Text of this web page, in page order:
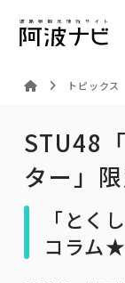
トピックス
STU48
ター」
「とく
コラム